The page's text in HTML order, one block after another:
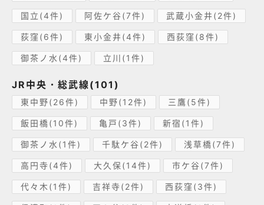
国立(4件) 阿佐ケ谷(7件) 武蔵小金井(2件)
荻窪(6件) 東小金井(4件) 西荻窪(8件)
御茶ノ水(4件) 立川(1件)
JR中央・総武線(101)
東中野(26件) 中野(12件) 三鷹(5件)
飯田橋(10件) 亀戸(3件) 新宿(1件)
御茶ノ水(1件) 千駄ケ谷(2件) 浅草橋(7件)
高円寺(4件) 大久保(14件) 市ケ谷(7件)
代々木(1件) 吉祥寺(2件) 西荻窪(3件)